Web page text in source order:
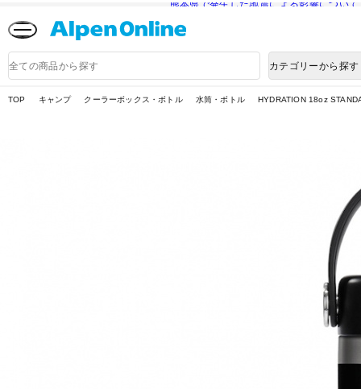
熊本県で発生した地震による影響について
品
検
カテゴリーから探す
TOP キャンプ クーラーボックス・ボトル 水筒・ボトル HYDRATION 18oz